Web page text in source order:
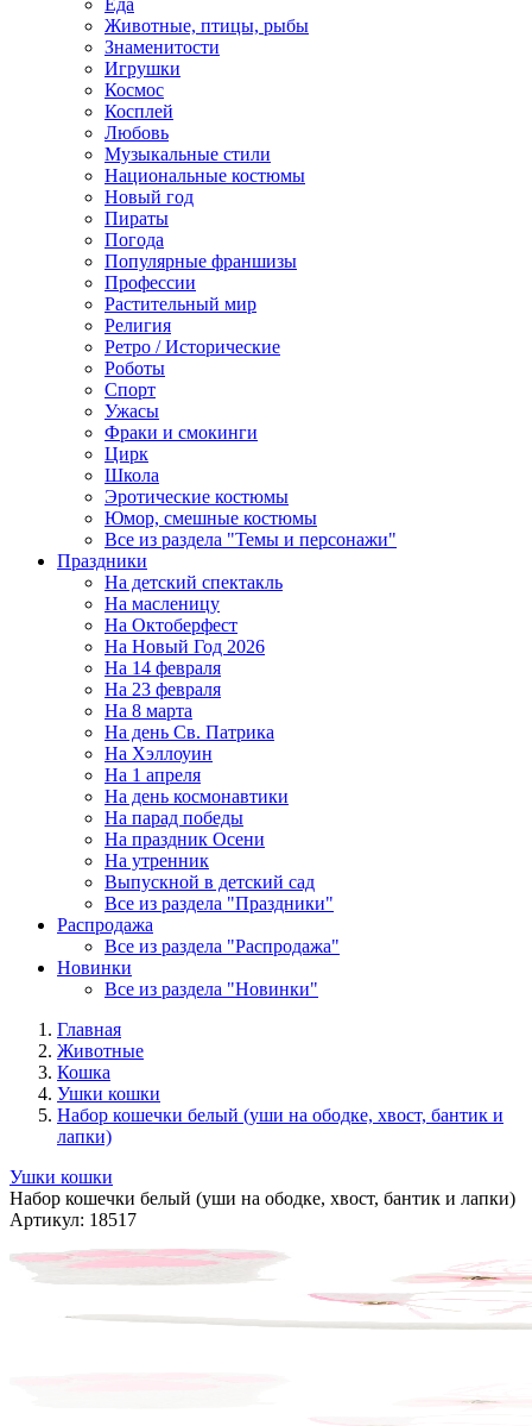
Еда
Животные, птицы, рыбы
Знаменитости
Игрушки
Космос
Косплей
Любовь
Музыкальные стили
Национальные костюмы
Новый год
Пираты
Погода
Популярные франшизы
Профессии
Растительный мир
Религия
Ретро / Исторические
Роботы
Спорт
Ужасы
Фраки и смокинги
Цирк
Школа
Эротические костюмы
Юмор, смешные костюмы
Все из раздела "Темы и персонажи"
Праздники
На детский спектакль
На масленицу
На Октоберфест
На Новый Год 2026
На 14 февраля
На 23 февраля
На 8 марта
На день Св. Патрика
На Хэллоуин
На 1 апреля
На день космонавтики
На парад победы
На праздник Осени
На утренник
Выпускной в детский сад
Все из раздела "Праздники"
Распродажа
Все из раздела "Распродажа"
Новинки
Все из раздела "Новинки"
Главная
Животные
Кошка
Ушки кошки
Набор кошечки белый (уши на ободке, хвост, бантик и
лапки)
Ушки кошки
Набор кошечки белый (уши на ободке, хвост, бантик и лапки)
Артикул: 18517